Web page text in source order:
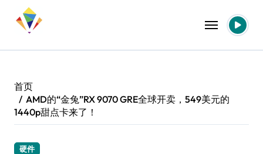
首页
AMD的“金兔”RX 9070 GRE全球开卖，549美元的
1440p甜点卡来了！
硬件